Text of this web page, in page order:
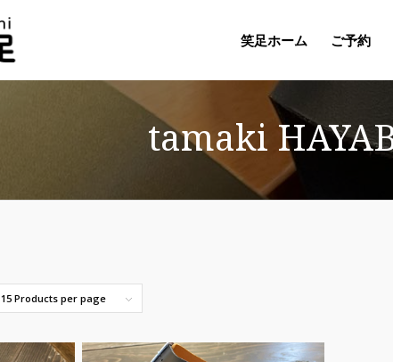
笑足ホーム ご予約
tamaki
15 Products per page